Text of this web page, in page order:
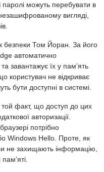
паролі можуть перебувати в
вигляді,
безпеки Том Йоран. За його
автоматично
завантажує їх у пам’ять
користувач не відкриває
бути доступні в системі.
факт, що доступ до цих
авторизації.
потрібно
Windows Hello. Проте, як
не захищають інформацію,